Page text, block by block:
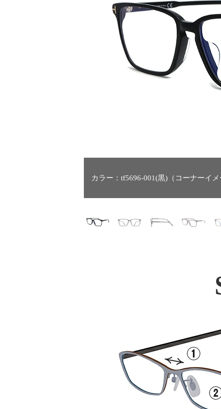
カラー：tf5696-001(黒)（コーナーイ